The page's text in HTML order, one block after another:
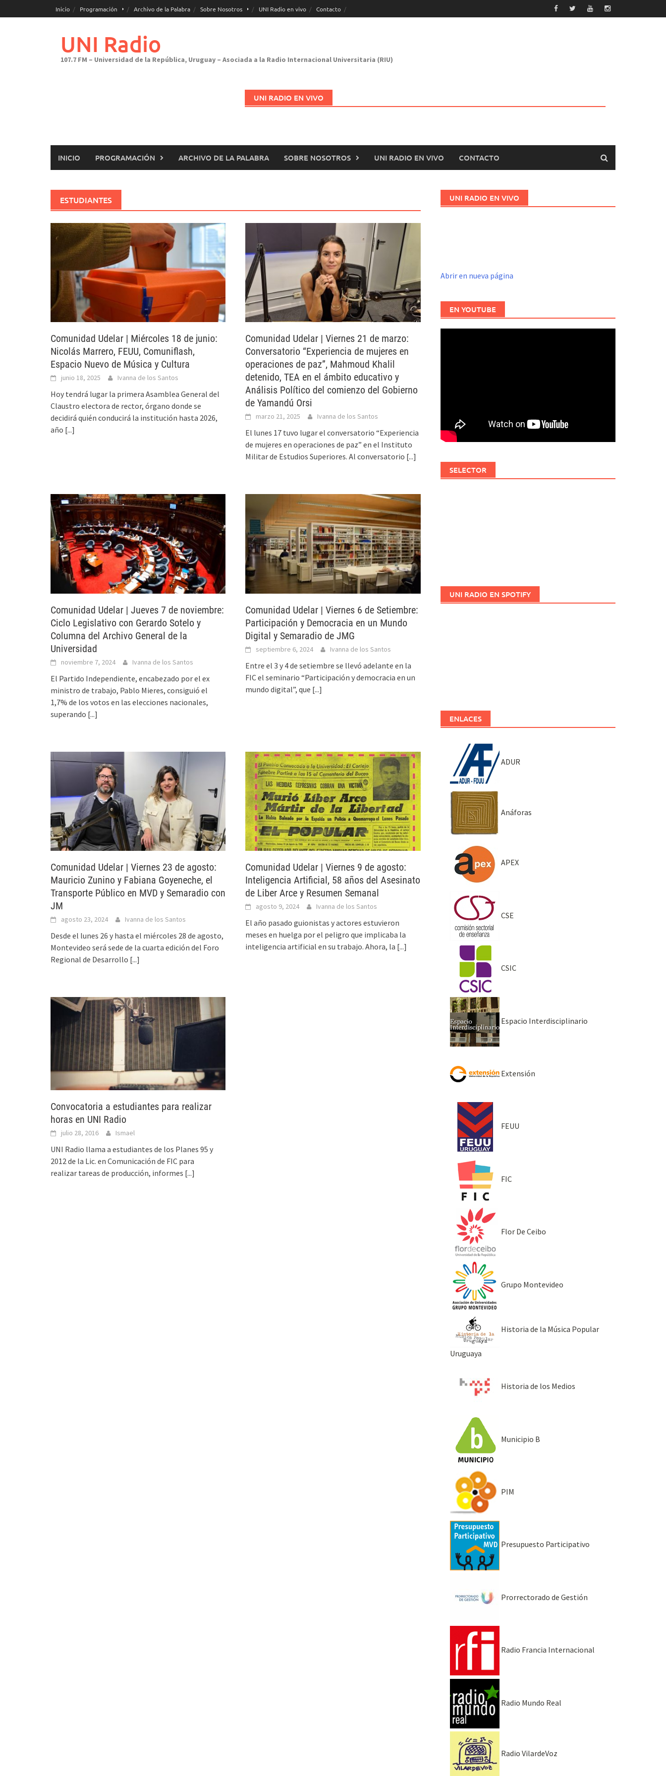
al
Inicio Programación Archivo de la Palabra Sobre Nosotros UNI Radio en vivo Contacto
UNI Radio
107.7 FM – Universidad de la República, Uruguay – Asociada a la Radio Internacional Universitaria (RIU)
UNI RADIO EN VIVO
INICIO PROGRAMACIÓN ARCHIVO DE LA PALABRA SOBRE NOSOTROS UNI RADIO EN VIVO CONTACTO
ESTUDIANTES
Comunidad Udelar | Miércoles 18 de junio:
Nicolás Marrero, FEUU, Comuniflash,
Espacio Nuevo de Música y Cultura
junio 18, 2025 Ivanna de los Santos
Hoy tendrá lugar la primera Asamblea General del
Claustro electora de rector, órgano donde se
decidirá quién conducirá la institución hasta 2026,
año [...]
Comunidad Udelar | Viernes 21 de marzo:
Conversatorio “Experiencia de mujeres en
operaciones de paz”, Mahmoud Khalil
detenido, TEA en el ámbito educativo y
Análisis Político del comienzo del Gobierno
de Yamandú Orsi
marzo 21, 2025 Ivanna de los Santos
El lunes 17 tuvo lugar el conversatorio “Experiencia
de mujeres en operaciones de paz” en el Instituto
Militar de Estudios Superiores. Al conversatorio [...]
Comunidad Udelar | Jueves 7 de noviembre:
Ciclo Legislativo con Gerardo Sotelo y
Columna del Archivo General de la
Universidad
noviembre 7, 2024 Ivanna de los Santos
El Partido Independiente, encabezado por el ex
ministro de trabajo, Pablo Mieres, consiguió el
1,7% de los votos en las elecciones nacionales,
superando [...]
Comunidad Udelar | Viernes 6 de Setiembre:
Participación y Democracia en un Mundo
Digital y Semaradio de JMG
septiembre 6, 2024 Ivanna de los Santos
Entre el 3 y 4 de setiembre se llevó adelante en la
FIC el seminario “Participación y democracia en un
mundo digital”, que [...]
Comunidad Udelar | Viernes 23 de agosto:
Mauricio Zunino y Fabiana Goyeneche, el
Transporte Público en MVD y Semaradio con
JM
agosto 23, 2024 Ivanna de los Santos
Desde el lunes 26 y hasta el miércoles 28 de agosto,
Montevideo será sede de la cuarta edición del Foro
Regional de Desarrollo [...]
Comunidad Udelar | Viernes 9 de agosto:
Inteligencia Artificial, 58 años del Asesinato
de Liber Arce y Resumen Semanal
agosto 9, 2024 Ivanna de los Santos
El año pasado guionistas y actores estuvieron
meses en huelga por el peligro que implicaba la
inteligencia artificial en su trabajo. Ahora, la [...]
Convocatoria a estudiantes para realizar
horas en UNI Radio
julio 28, 2016 Ismael
UNI Radio llama a estudiantes de los Planes 95 y
2012 de la Lic. en Comunicación de FIC para
realizar tareas de producción, informes [...]
UNI RADIO EN VIVO
Abrir en nueva página
EN YOUTUBE
SELECTOR
UNI RADIO EN SPOTIFY
ENLACES
ADUR
Anáforas
APEX
CSE
CSIC
Espacio Interdisciplinario
Extensión
FEUU
FIC
Flor De Ceibo
Grupo Montevideo
Historia de la Música Popular
Uruguaya
Historia de los Medios
Municipio B
PIM
Presupuesto Participativo
Prorrectorado de Gestión
Radio Francia Internacional
Radio Mundo Real
Radio VilardeVoz